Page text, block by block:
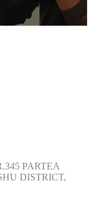
PARTEA
DISTRICT,